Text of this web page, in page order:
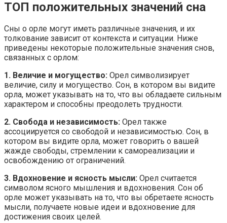
ТОП положительных значений сна
Сны о орле могут иметь различные значения, и их
толкование зависит от контекста и ситуации. Ниже
приведены некоторые положительные значения снов,
связанных с орлом:
1. Величие и могущество: Орел символизирует
величие, силу и могущество. Сон, в котором вы видите
орла, может указывать на то, что вы обладаете сильным
характером и способны преодолеть трудности.
2. Свобода и независимость: Орел также
ассоциируется со свободой и независимостью. Сон, в
котором вы видите орла, может говорить о вашей
жажде свободы, стремлении к самореализации и
освобождению от ограничений.
3. Вдохновение и ясность мысли: Орел считается
символом ясного мышления и вдохновения. Сон об
орле может указывать на то, что вы обретаете ясность
мысли, получаете новые идеи и вдохновение для
достижения своих целей.